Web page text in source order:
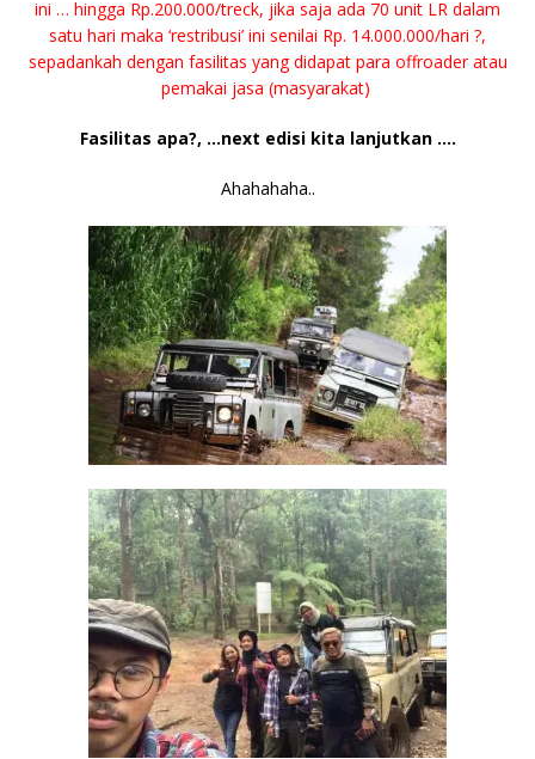
ini … hingga Rp.200.000/treck, jika saja ada 70 unit LR dalam
satu hari maka ‘restribusi’ ini senilai Rp. 14.000.000/hari ?,
sepadankah dengan fasilitas yang didapat para offroader atau
pemakai jasa (masyarakat)
Fasilitas apa?, …next edisi kita lanjutkan ….
Ahahahaha..